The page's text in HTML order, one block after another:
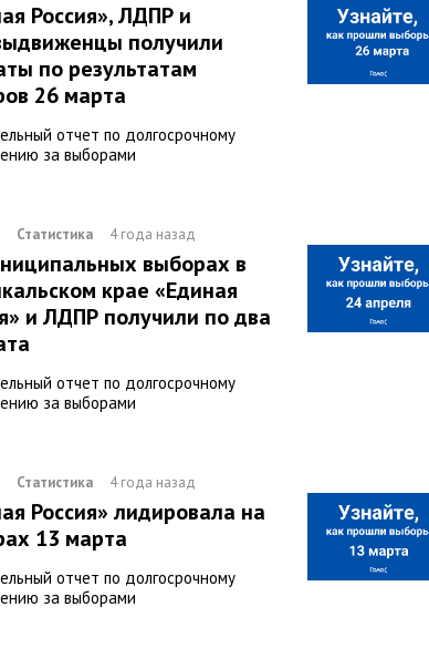
Россия», ЛДПР и
получили
по результатам
26 марта
отчет по долгосрочному
за выборами
Статистика 4 года назад
выборах в
крае «Единая
и ЛДПР получили по два
отчет по долгосрочному
за выборами
Статистика 4 года назад
Россия» лидировала на
13 марта
отчет по долгосрочному
за выборами